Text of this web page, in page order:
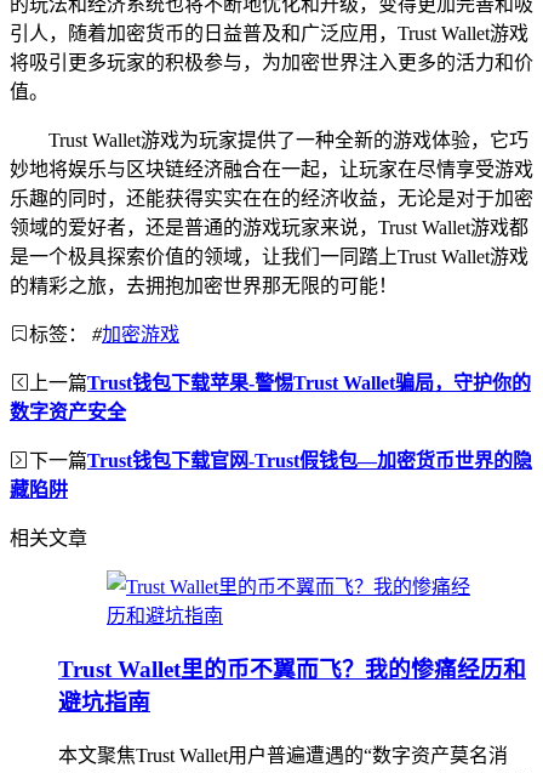
引人，随着加密货币的日益普及和广泛应用，Trust Wallet游戏
将吸引更多玩家的积极参与，为加密世界注入更多的活力和价
值。
Trust Wallet游戏为玩家提供了一种全新的游戏体验，它巧
妙地将娱乐与区块链经济融合在一起，让玩家在尽情享受游戏
乐趣的同时，还能获得实实在在的经济收益，无论是对于加密
领域的爱好者，还是普通的游戏玩家来说，Trust Wallet游戏都
是一个极具探索价值的领域，让我们一同踏上Trust Wallet游戏
的精彩之旅，去拥抱加密世界那无限的可能！
标签： #加密游戏
上一篇Trust钱包下载苹果-警惕Trust Wallet骗局，守护你的
数字资产安全
下一篇Trust钱包下载官网-Trust假钱包—加密货币世界的隐
藏陷阱
相关文章
Trust Wallet里的币不翼而飞？我的惨痛经历和
避坑指南
本文聚焦Trust Wallet用户普遍遭遇的“数字资产莫名消